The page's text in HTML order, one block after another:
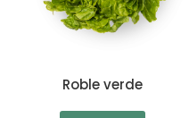
Roble verde